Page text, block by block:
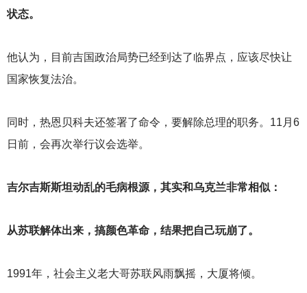
状态。
他认为，目前吉国政治局势已经到达了临界点，应该尽快让
国家恢复法治。
同时，热恩贝科夫还签署了命令，要解除总理的职务。11月6
日前，会再次举行议会选举。
吉尔吉斯斯坦动乱的毛病根源，其实和乌克兰非常相似：
从苏联解体出来，搞颜色革命，结果把自己玩崩了。
1991年，社会主义老大哥苏联风雨飘摇，大厦将倾。